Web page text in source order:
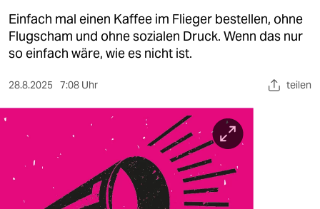
kultur
sport
nord
wahrheit
verlag
verlag
Einfach mal einen Kaffee im Flieger bestellen, ohne
Flugscham und ohne sozialen Druck. Wenn das nur
so einfach wäre, wie es nicht ist.
28.8.2025 7:08 Uhr teilen